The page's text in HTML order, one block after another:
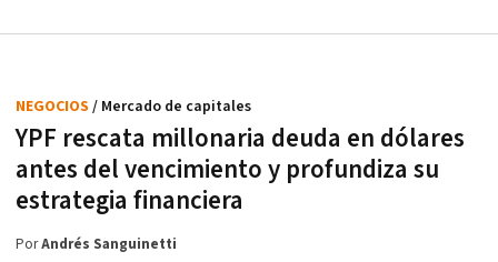
YPF rescata millonaria deuda en dólares
antes del vencimiento y profundiza su
estrategia financiera
NEGOCIOS / Mercado de capitales
PorAndrés Sanguinetti